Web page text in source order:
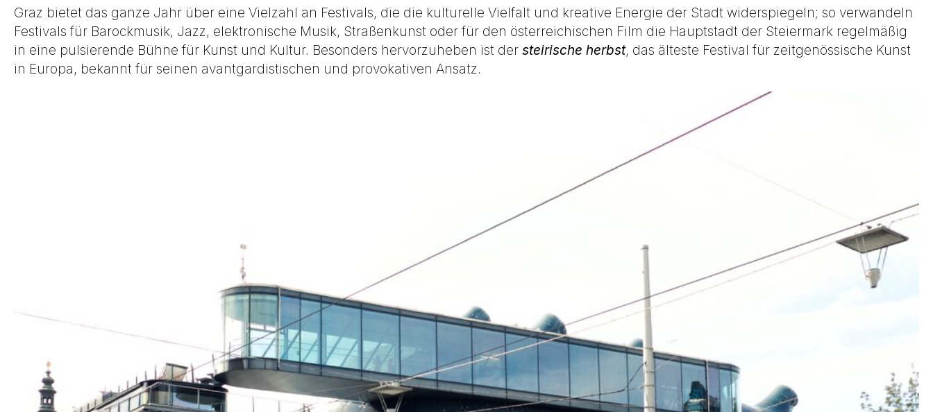
Graz bietet das ganze Jahr über eine Vielzahl an Festivals, die die kulturelle Vielfalt und kreative Energie der Stadt widerspiegeln; so verwandeln
Festivals für Barockmusik, Jazz, elektronische Musik, Straßenkunst oder für den österreichischen Film die Hauptstadt der Steiermark regelmäßig
in eine pulsierende Bühne für Kunst und Kultur. Besonders hervorzuheben ist der steirische herbst, das älteste Festival für zeitgenössische Kunst
in Europa, bekannt für seinen avantgardistischen und provokativen Ansatz.